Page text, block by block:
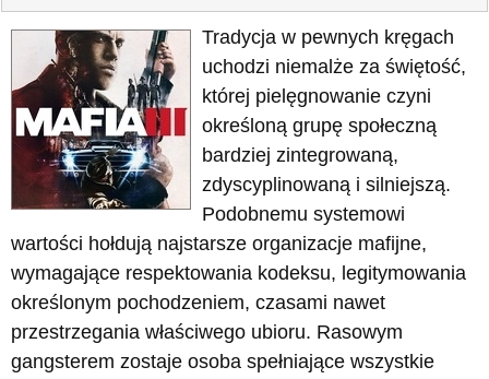
Tradycja w pewnych kręgach
uchodzi niemalże za świętość,
której pielęgnowanie czyni
określoną grupę społeczną
bardziej zintegrowaną,
zdyscyplinowaną i silniejszą.
Podobnemu systemowi
wartości hołdują najstarsze organizacje mafijne,
wymagające respektowania kodeksu, legitymowania
określonym pochodzeniem, czasami nawet
przestrzegania właściwego ubioru. Rasowym
gangsterem zostaje osoba spełniające wszystkie